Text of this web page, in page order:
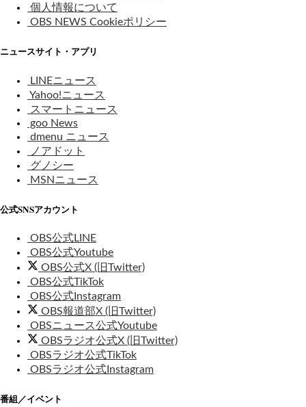
個人情報について
OBS NEWS Cookieポリシー
ニュースサイト・アプリ
LINEニュース
Yahoo!ニュース
スマートニュース
goo News
dmenu ニュース
ノアドット
グノシー
MSNニュース
公式SNSアカウント
OBS公式LINE
OBS公式Youtube
OBS公式X (旧Twitter)
OBS公式TikTok
OBS公式Instagram
OBS報道部X (旧Twitter)
OBSニュース公式Youtube
OBSラジオ公式X (旧Twitter)
OBSラジオ公式TikTok
OBSラジオ公式Instagram
番組／イベント